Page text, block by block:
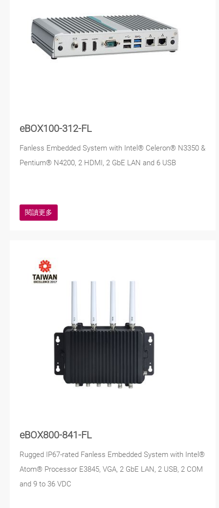
eBOX100-312-FL
Fanless Embedded System with Intel® Celeron® N3350 &
Pentium® N4200, 2 HDMI, 2 GbE LAN and 6 USB
閱讀更多
eBOX800-841-FL
Rugged IP67-rated Fanless Embedded System with Intel®
Atom® Processor E3845, VGA, 2 GbE LAN, 2 USB, 2 COM
and 9 to 36 VDC